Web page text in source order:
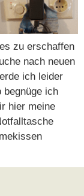
zu erschaffen
nach neuen
ich leider
begnüge ich
hier meine